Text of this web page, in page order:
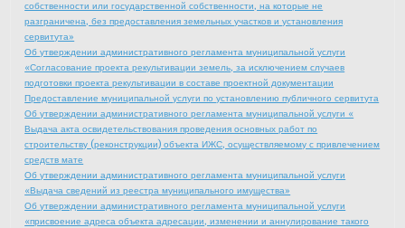
собственности или государственной собственности, на которые не
разграничена, без предоставления земельных участков и установления
сервитута»
Об утверждении административного регламента муниципальной услуги
«Согласование проекта рекультивации земель, за исключением случаев
подготовки проекта рекультивации в составе проектной документации
Предоставление муниципальной услуги по установлению публичного сервитута
Об утверждении административного регламента муниципальной услуги «
Выдача акта освидетельствования проведения основных работ по
строительству (реконструкции) объекта ИЖС, осуществляемому с привлечением
средств мате
Об утверждении административного регламента муниципальной услуги
«Выдача сведений из реестра муниципального имущества»
Об утверждении административного регламента муниципальной услуги
«присвоение адреса объекта адресации, изменении и аннулирование такого